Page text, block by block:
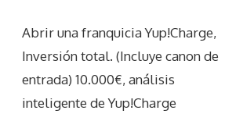
Abrir una franquicia Yup!Charge,
Inversión total. (Incluye canon de
entrada) 10.000€, análisis
inteligente de Yup!Charge